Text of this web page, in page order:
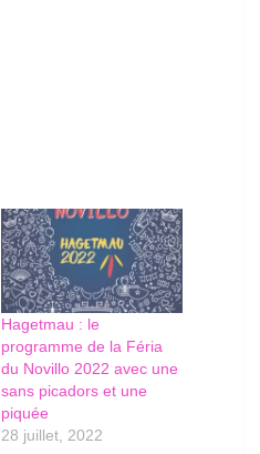
Hagetmau : le
programme de la Féria
du Novillo 2022 avec une
sans picadors et une
piquée
28 juillet, 2022